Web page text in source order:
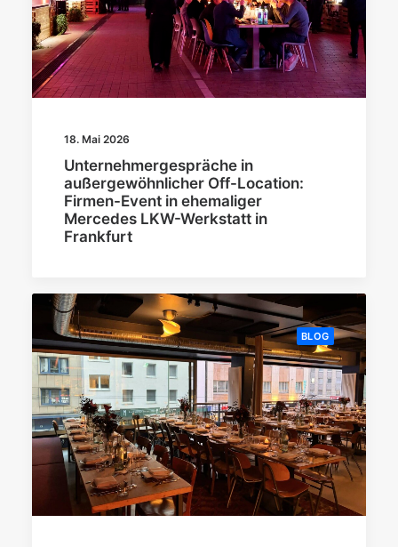
18. Mai 2026
Unternehmergespräche in
außergewöhnlicher Off-Location:
Firmen-Event in ehemaliger
Mercedes LKW-Werkstatt in
Frankfurt
BLOG